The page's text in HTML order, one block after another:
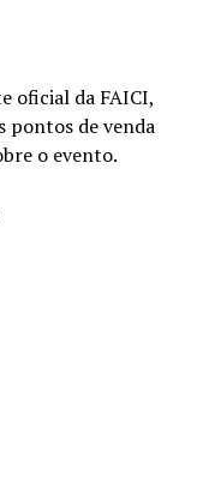
oficial da FAICI,
pontos de venda
o evento.